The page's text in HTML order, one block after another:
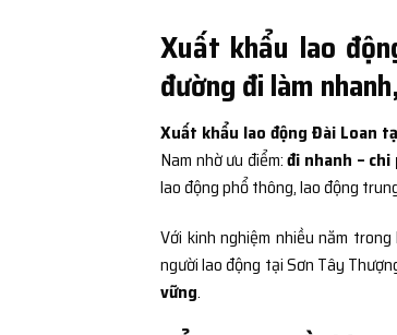
Xuất khẩu lao
đường đi làm
Xuất khẩu lao động Đài Loan
Nam nhờ ưu điểm:đi nhanh –
lao động phổ thông, lao động
Với kinh nghiệm nhiều năm
người lao động tại Sơn Tây
vững.